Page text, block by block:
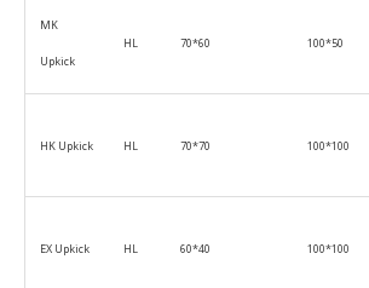
MK
Upkick
HL 70*60 100*50
HK Upkick HL 70*70 100*100
EX Upkick HL 60*40 100*100